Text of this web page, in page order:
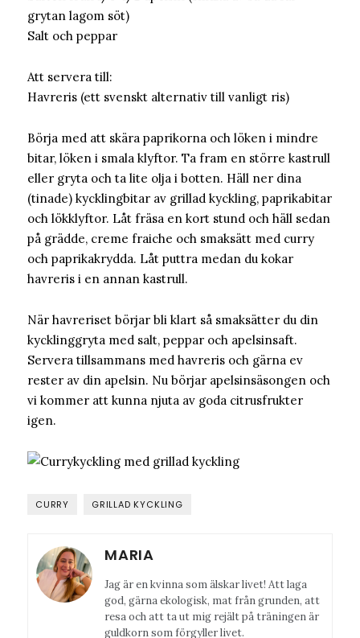
grytan lagom söt)
Salt och peppar
Att servera till:
Havreris (ett svenskt alternativ till vanligt ris)
Börja med att skära paprikorna och löken i mindre
bitar, löken i smala klyftor. Ta fram en större kastrull
eller gryta och ta lite olja i botten. Häll ner dina
(tinade) kycklingbitar av grillad kyckling, paprikabitar
och lökklyftor. Låt fräsa en kort stund och häll sedan
på grädde, creme fraiche och smaksätt med curry
och paprikakrydda. Låt puttra medan du kokar
havreris i en annan kastrull.
När havreriset börjar bli klart så smaksätter du din
kycklinggryta med salt, peppar och apelsinsaft.
Servera tillsammans med havreris och gärna ev
rester av din apelsin. Nu börjar apelsinsäsongen och
vi kommer att kunna njuta av goda citrusfrukter
igen.
CURRY GRILLAD KYCKLING
MARIA
Jag är en kvinna som älskar livet! Att laga
god, gärna ekologisk, mat från grunden, att
resa och att ta ut mig rejält på träningen är
guldkorn som förgyller livet.